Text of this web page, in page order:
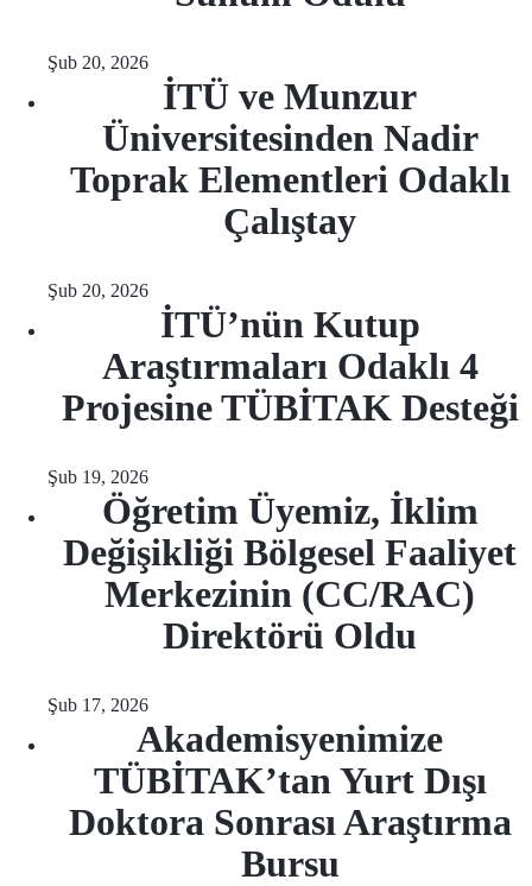
Şub 20, 2026
İTÜ ve Munzur
Üniversitesinden Nadir
Toprak Elementleri Odaklı
Çalıştay
Şub 20, 2026
İTÜ’nün Kutup
Araştırmaları Odaklı 4
Projesine TÜBİTAK Desteği
Şub 19, 2026
Öğretim Üyemiz, İklim
Değişikliği Bölgesel Faaliyet
Merkezinin (CC/RAC)
Direktörü Oldu
Şub 17, 2026
Akademisyenimize
TÜBİTAK’tan Yurt Dışı
Doktora Sonrası Araştırma
Bursu